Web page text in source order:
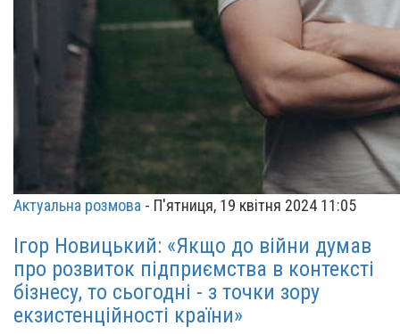
Актуальна розмова - П'ятниця, 19 квітня 2024 11:05
Ігор Новицький: «Якщо до війни думав
про розвиток підприємства в контексті
бізнесу, то сьогодні - з точки зору
екзистенційності країни»